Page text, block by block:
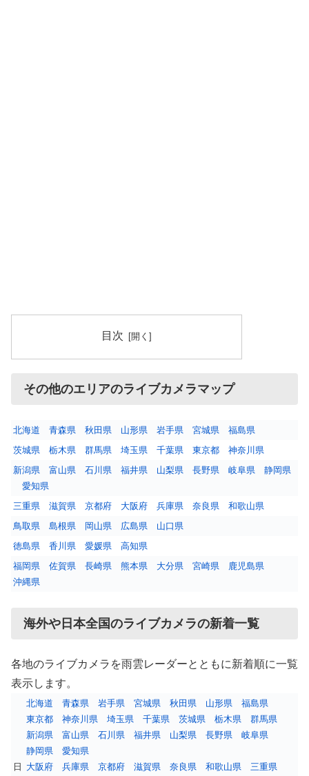
目次
その他のエリアのライブカメラマップ
北海道 青森県 秋田県 山形県 岩手県 宮城県
福島県
茨城県
栃木県 群馬県 埼玉県 千葉県 東京都
神奈川県
新潟県
富山県 石川県 福井県 山梨県 長野県 岐阜県
静岡県
愛知県
三重県
滋賀県 京都府 大阪府 兵庫県 奈良県
和歌山県
鳥取県
島根県 岡山県 広島県
山口県
徳島県
香川県 愛媛県
高知県
福岡県
佐賀県 長崎県 熊本県 大分県 宮崎県
鹿児島県
沖縄県
海外や日本全国のライブカメラの新着一覧
各地のライブカメラを雨雲レーダーとともに新着順に一覧
表示します。
日
北海道 青森県 岩手県 宮城県 秋田県 山形県
福島県
東京都
神奈川県 埼玉県 千葉県 茨城県 栃木県
群馬県
新潟県
富山県 石川県 福井県 山梨県 長野県
岐阜県
静岡県
愛知県
大阪府
兵庫県 京都府 滋賀県 奈良県 和歌山県
三重県